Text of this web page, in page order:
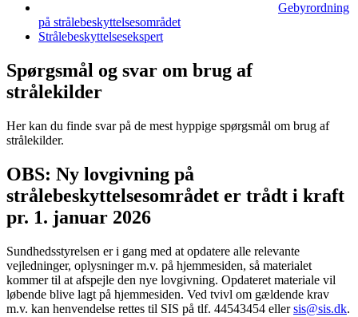
Gebyrordning
på strålebeskyttelsesområdet
Strålebeskyttelsesekspert
Spørgsmål og svar om brug af
strålekilder
Her kan du finde svar på de mest hyppige spørgsmål om brug af
strålekilder.
OBS: Ny lovgivning på
strålebeskyttelsesområdet er trådt i kraft
pr. 1. januar 2026
Sundhedsstyrelsen er i gang med at opdatere alle relevante
vejledninger, oplysninger m.v. på hjemmesiden, så materialet
kommer til at afspejle den nye lovgivning. Opdateret materiale vil
løbende blive lagt på hjemmesiden. Ved tvivl om gældende krav
m.v. kan henvendelse rettes til SIS på tlf. 44543454 ellersis@sis.dk.